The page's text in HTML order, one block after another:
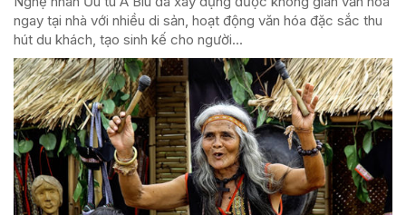
ngay tại nhà với nhiều di sản, hoạt động văn hóa đặc sắc thu
hút du khách, tạo sinh kế cho người...